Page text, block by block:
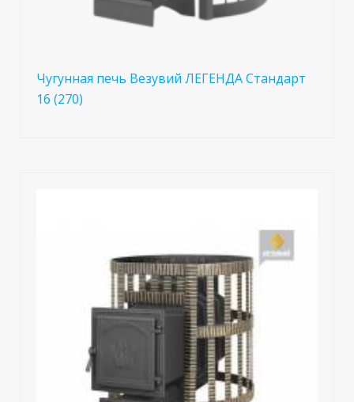
Чугунная печь Везувий ЛЕГЕНДА Стандарт
16 (270)